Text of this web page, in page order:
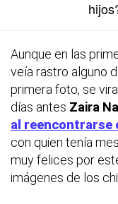
Aunque en las
veía rastro alguno
primera foto, se
días antes Zaira
al reencontrarse
con quien tenía
muy felices por
imágenes de los